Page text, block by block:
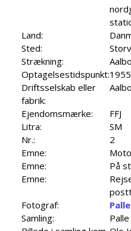
Land:
Sted:
Strækning:
Optagelsestidspunkt:1955
Driftsselskab eller
fabrik:
Ejendomsmærke:
FFJ
Litra:
SM
Nr.:
2
Emne:
Emne:
På
Emne:
Fotograf:
Samling: